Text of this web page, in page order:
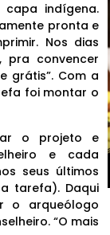
indígena.
pronta e
Nos dias
pra convencer
grátis”. Com a
foi montar o
o projeto e
e cada
seus últimos
tarefa). Daqui
o arqueólogo
“O mais